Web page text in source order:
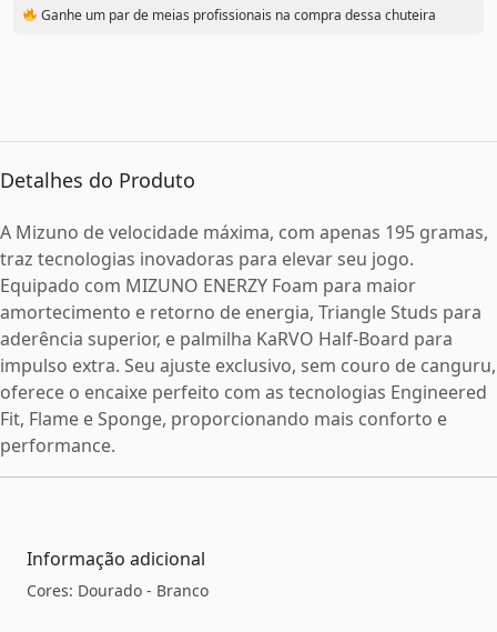
Ganhe um par de meias profissionais na compra dessa chuteira
Detalhes do Produto
A Mizuno de velocidade máxima, com apenas 195 gramas,
traz tecnologias inovadoras para elevar seu jogo.
Equipado com MIZUNO ENERZY Foam para maior
amortecimento e retorno de energia, Triangle Studs para
aderência superior, e palmilha KaRVO Half-Board para
impulso extra. Seu ajuste exclusivo, sem couro de canguru,
oferece o encaixe perfeito com as tecnologias Engineered
Fit, Flame e Sponge, proporcionando mais conforto e
performance.
Informação adicional
Cores: Dourado - Branco